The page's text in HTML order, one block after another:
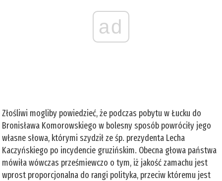
ad
Złośliwi mogliby powiedzieć, że podczas pobytu w Łucku do
Bronisława Komorowskiego w bolesny sposób powróciły jego
własne słowa, którymi szydził ze śp. prezydenta Lecha
Kaczyńskiego po incydencie gruzińskim. Obecna głowa państwa
mówiła wówczas prześmiewczo o tym, iż jakość zamachu jest
wprost proporcjonalna do rangi polityka, przeciw któremu jest